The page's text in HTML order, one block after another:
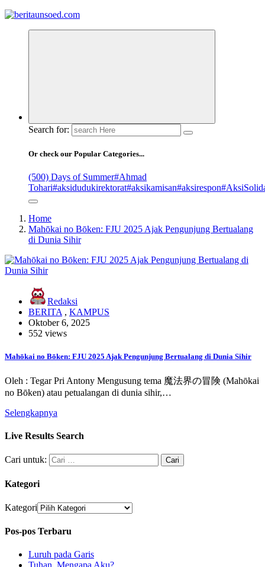
Pemandu Wawasan Almamater
Search for:
Or check our Popular Categories...
(500) Days of Summer#Ahmad
Tohari#aksidudukirektorat#aksikamisan#aksirespon
Home
Mahōkai no Bōken: FJU 2025 Ajak Pengunjung Bertualang
di Dunia Sihir
Redaksi
BERITA , KAMPUS
Oktober 6, 2025
552 views
Mahōkai no Bōken: FJU 2025 Ajak Pengunjung Bertualang di Dunia Sihir
Oleh : Tegar Pri Antony Mengusung tema 魔法界の冒険 (Mahōkai
no Bōken) atau petualangan di dunia sihir,…
Selengkapnya
Live Results Search
Cari untuk:
Kategori
Kategori
Pos-pos Terbaru
Luruh pada Garis